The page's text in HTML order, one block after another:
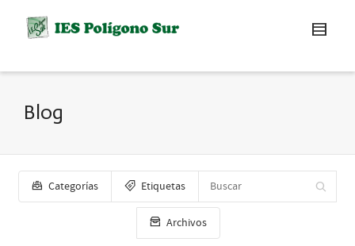
Blog
Categorías Etiquetas
Archivos